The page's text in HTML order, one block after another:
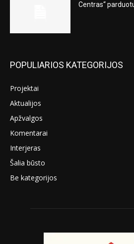
Centras“
POPULIARIOS KATEGORIJOS
Projektai
Aktualijos
Apžvalgos
Komentarai
Interjeras
Šalia būsto
Be kategorijos